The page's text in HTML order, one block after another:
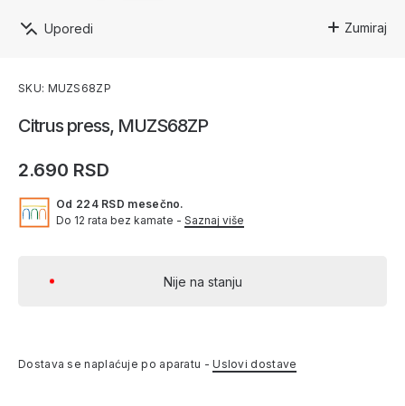
Zumiraj
Uporedi
Citrus press, MUZS68ZP
2.690 RSD
Od 224 RSD mesečno.
Do 12 rata bez kamate - Saznaj više
Nije na stanju
Dostava se naplaćuje po aparatu -Uslovi dostave
SKU: MUZS68ZP